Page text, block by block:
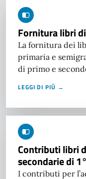
Fornitura libri
La fornitura dei
primaria e
di primo e
LEGGI DI PIÙ →
Contributi libri
secondarie di
I contributi per